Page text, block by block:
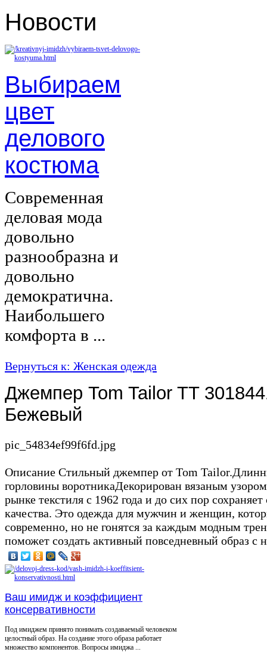
Новости
Выбираем
цвет
делового
костюма
Современная
деловая мода
довольно
разнообразна и
довольно
демократична.
Наибольшего
комфорта в ...
Вернуться к: Женская одежда
Джемпер Tom Tailor TT
Бежевый
pic_54834ef99f6fd.jpg
Описание Стильный джемпер от Tom
горловины воротникаДекорирован вязаным
рынке текстиля с 1962 года и до сих пор
качества. Это одежда для мужчин и женщин,
современно, но не гонятся за каждым модным
поможет создать активный повседневный образ с
Ваш имидж и коэффициент
консервативности
Под имиджем принято понимать создаваемый человеком
целостный образ. На создание этого образа работает
множество компонентов. Вопросы имиджа ...